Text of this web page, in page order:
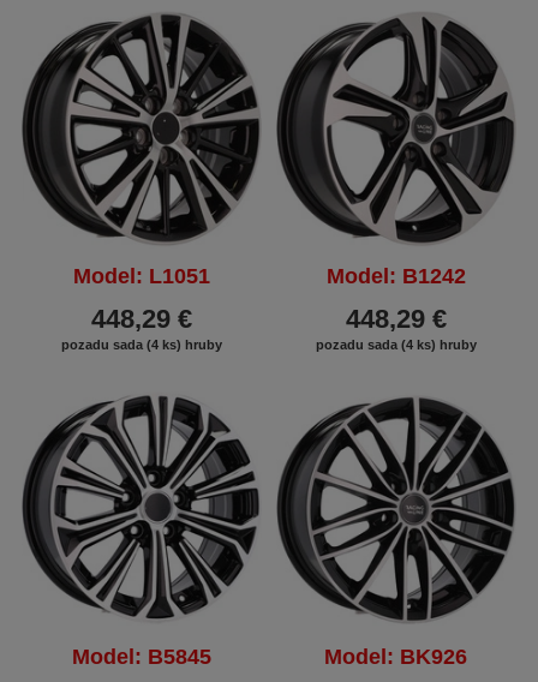
Model: L1051
448,29 €
pozadu sada (4 ks) hruby
Model: B1242
448,29 €
pozadu sada (4 ks) hruby
Model: B5845 Model: BK926